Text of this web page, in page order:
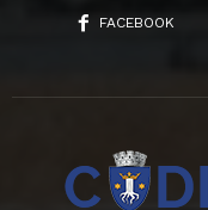
FACEBOOK